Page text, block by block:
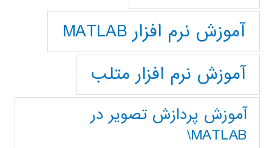
آموزش نرم افزار MATLAB
آموزش نرم افزار متلب
آموزش پردازش تصوير در
MATLAB\